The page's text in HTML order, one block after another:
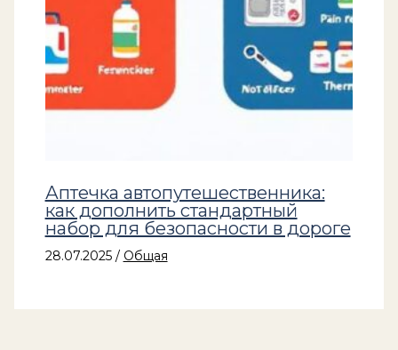
Аптечка автопутешественника:
как дополнить стандартный
набор для безопасности в дороге
28.07.2025 / Общая